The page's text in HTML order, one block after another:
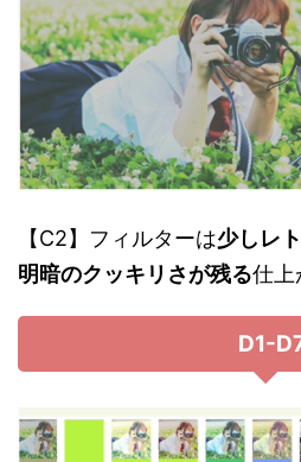
【C2】フィルターは少しレ
明暗のクッキリさが残る仕上
D1-